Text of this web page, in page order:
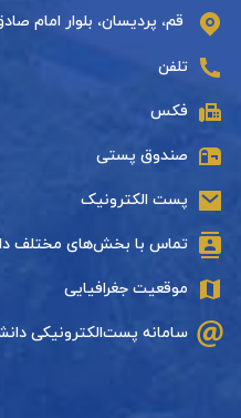
قم، پردیسان، بلوار امام
تلفن
فکس
صندوق پستی
پست الکترونیک
تماس با بخش‌های مختلف
موقعیت جغرافیایی
سامانه پست‌الکترونیکی